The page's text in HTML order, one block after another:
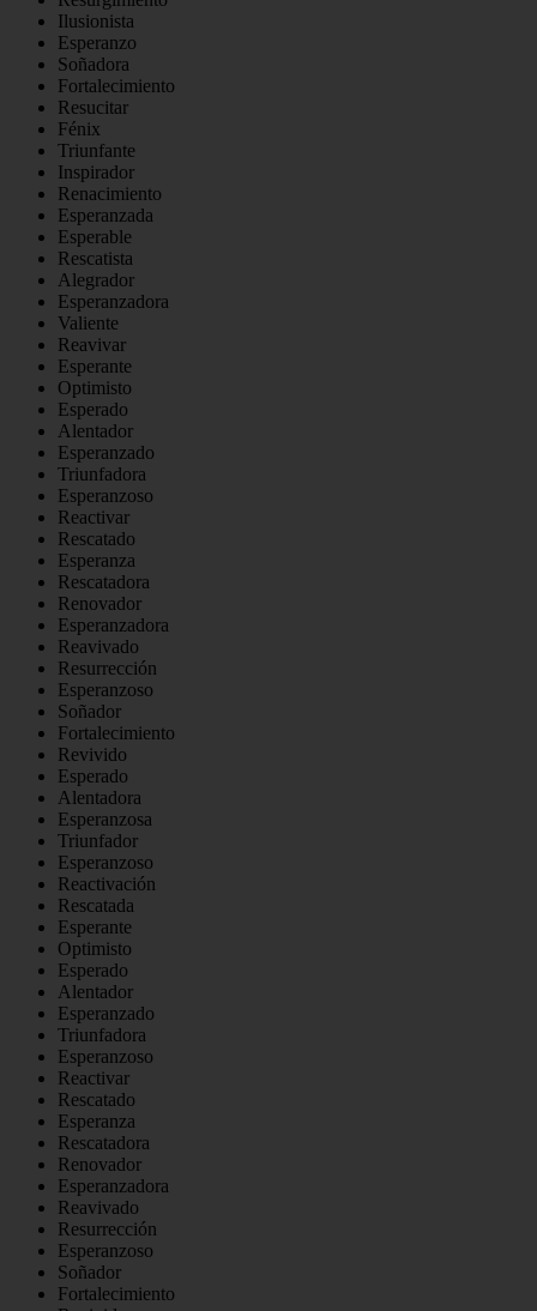
Ilusionista
Esperanzo
Soñadora
Fortalecimiento
Resucitar
Fénix
Triunfante
Inspirador
Renacimiento
Esperanzada
Esperable
Rescatista
Alegrador
Esperanzadora
Valiente
Reavivar
Esperante
Optimisto
Esperado
Alentador
Esperanzado
Triunfadora
Esperanzoso
Reactivar
Rescatado
Esperanza
Rescatadora
Renovador
Esperanzadora
Reavivado
Resurrección
Esperanzoso
Soñador
Fortalecimiento
Revivido
Esperado
Alentadora
Esperanzosa
Triunfador
Esperanzoso
Reactivación
Rescatada
Esperante
Optimisto
Esperado
Alentador
Esperanzado
Triunfadora
Esperanzoso
Reactivar
Rescatado
Esperanza
Rescatadora
Renovador
Esperanzadora
Reavivado
Resurrección
Esperanzoso
Soñador
Fortalecimiento